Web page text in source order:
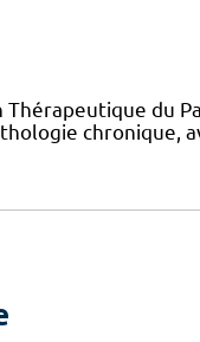
du
chronique,